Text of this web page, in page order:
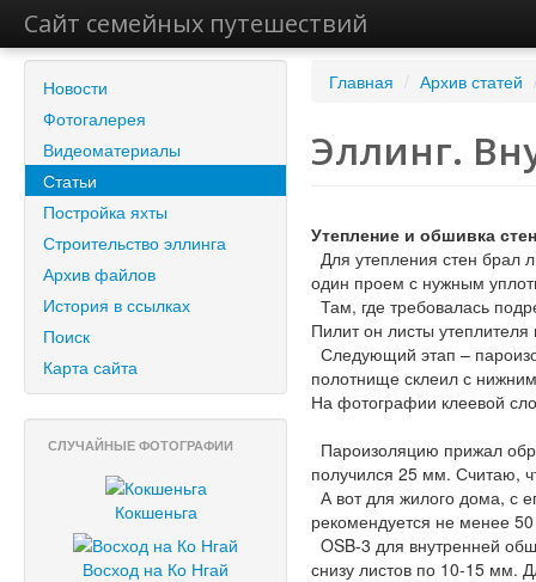
Сайт семейных путешествий
Новости
Фотогалерея
Видеоматериалы
Статьи
Постройка яхты
Строительство эллинга
Архив файлов
История в ссылках
Поиск
Карта сайта
СЛУЧАЙНЫЕ ФОТОГРАФИИ
Кокшеньга
Восход на Ко Нгай
Главная / Архив статей
Эллинг.
Утепление и обшивка стен
Для утепления стен брал
один проем с нужным
Там, где требовалась
Пилит он листы
Следующий этап –
полотнище склеил с
На фотографии клеевой
Пароизоляцию прижал
получился 25 мм. Считаю,
А вот для жилого дома, с
рекомендуется не менее
OSB-3 для внутренней
снизу листов по 10-15 мм.